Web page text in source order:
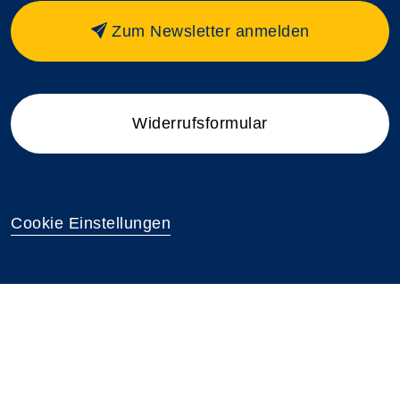
Zum Newsletter anmelden
Widerrufsformular
Cookie Einstellungen